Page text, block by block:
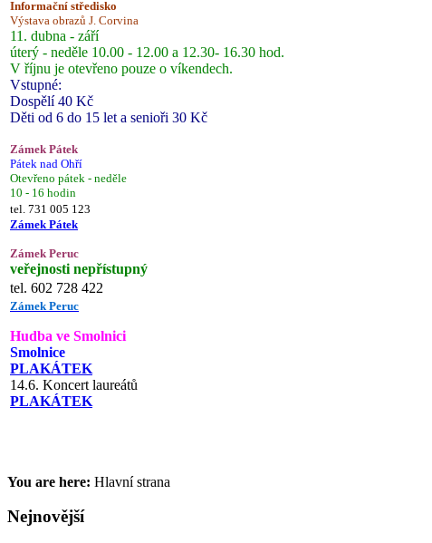
Informační středisko
Výstava obrazů J. Corvina
11. dubna - září
úterý - neděle 10.00 - 12.00 a 12.30- 16.30 hod.
V říjnu je otevřeno pouze o víkendech.
Vstupné:
Dospělí 40 Kč
Děti od 6 do 15 let a senioři 30 Kč
Zámek Pátek
Pátek nad Ohří
Otevřeno pátek - neděle
10 - 16 hodin
tel. 731 005 123
Zámek Pátek
Zámek Peruc
veřejnosti nepřístupný
tel. 602 728 422
Zámek Peruc
Hudba ve Smolnici
Smolnice
PLAKÁTEK
14.6. Koncert laureátů
PLAKÁTEK
You are here: Hlavní strana
Nejnovější